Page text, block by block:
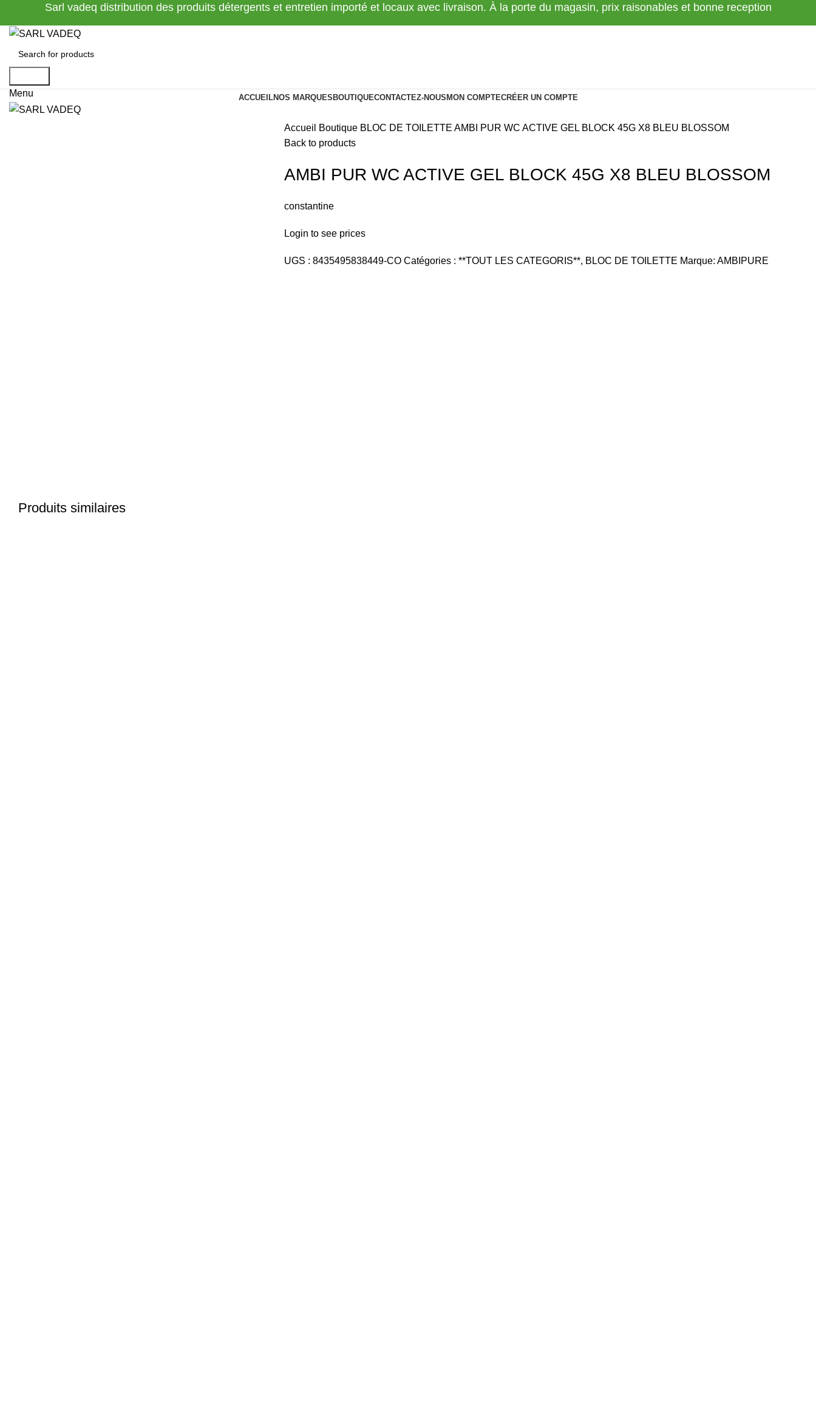
Sarl vadeq distribution des produits détergents et entretien importé et locaux avec livraison. À la porte du magasin, prix raisonables et bonne reception
Menu
ACCUEILNOS MARQUES BOUTIQUECONTACTEZ-NOUS MON COMPTECRÉER UN COMPTE
Accueil Boutique BLOC DE TOILETTE AMBI PUR WC ACTIVE GEL BLOCK 45G X8 BLEU BLOSSOM
Back to products
AMBI PUR WC ACTIVE GEL BLOCK 45G X8 BLEU BLOSSOM
constantine
Login to see prices
UGS : 8435495838449-CO Catégories : **TOUT LES CATEGORIS**, BLOC DE TOILETTE Marque: AMBIPURE
Produits similaires